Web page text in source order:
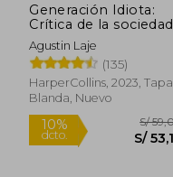
Generación Idiota:
Crítica de la sociedad
adolescente
Agustin Laje
(135)
HarperCollins, 2023, Tapa
Blanda, Nuevo
Rápido